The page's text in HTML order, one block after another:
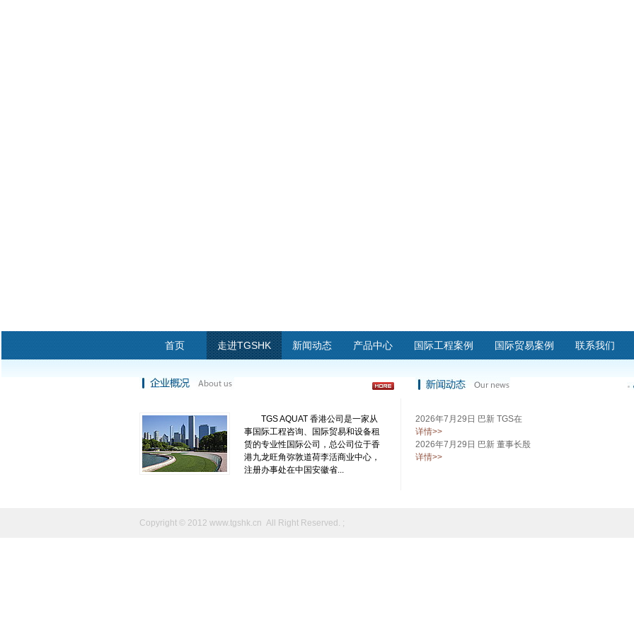
首页 走进TGSHK 新闻动态 产品中心 国际工程案例 国际贸易案例 联系我们
TGS AQUAT 香港公司是一家从
事国际工程咨询、国际贸易和设备租
赁的专业性国际公司，总公司位于香
港九龙旺角弥敦道荷李活商业中心，
注册办事处在中国安徽省...
2026年7月29日 巴新 TGS在
详情>>
2026年7月29日 巴新 董事长殷
详情>>
Copyright © 2012 www.tgshk.cn All Right Reserved. ;